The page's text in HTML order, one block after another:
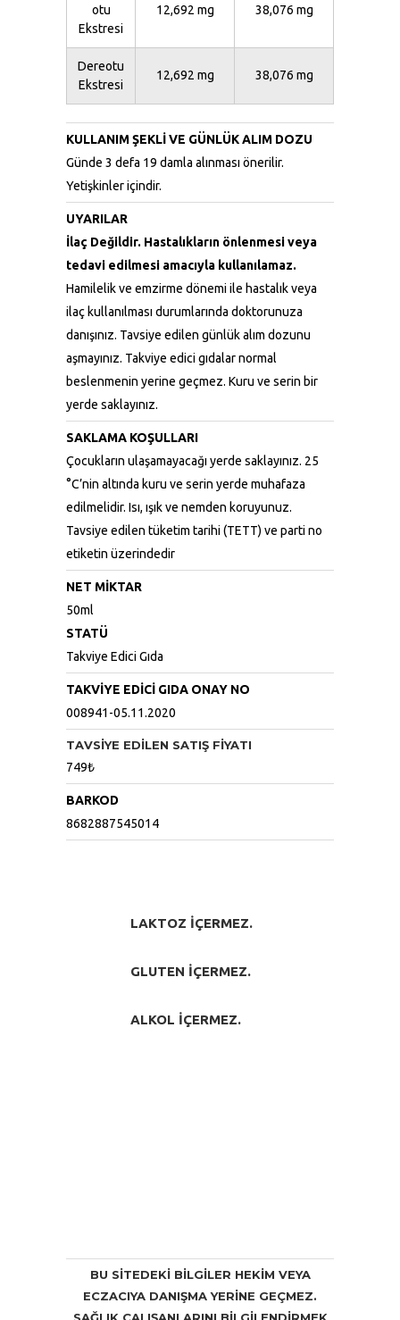
otu
Ekstresi
12,692 mg 38,076 mg
Dereotu
Ekstresi
12,692 mg 38,076 mg
KULLANIM ŞEKLİ VE GÜNLÜK ALIM DOZU
Günde 3 defa 19 damla alınması önerilir.
Yetişkinler içindir.
UYARILAR
İlaç Değildir. Hastalıkların önlenmesi veya
tedavi edilmesi amacıyla kullanılamaz.
Hamilelik ve emzirme dönemi ile hastalık veya
ilaç kullanılması durumlarında doktorunuza
danışınız. Tavsiye edilen günlük alım dozunu
aşmayınız. Takviye edici gıdalar normal
beslenmenin yerine geçmez. Kuru ve serin bir
yerde saklayınız.
SAKLAMA KOŞULLARI
Çocukların ulaşamayacağı yerde saklayınız. 25
°C’nin altında kuru ve serin yerde muhafaza
edilmelidir. Isı, ışık ve nemden koruyunuz.
Tavsiye edilen tüketim tarihi (TETT) ve parti no
etiketin üzerindedir
NET MİKTAR
50ml
STATÜ
Takviye Edici Gıda
TAKVİYE EDİCİ GIDA ONAY NO
008941-05.11.2020
TAVSİYE EDİLEN SATIŞ FİYATI
749₺
BARKOD
8682887545014
LAKTOZ IÇERMEZ.
GLUTEN IÇERMEZ.
ALKOL IÇERMEZ.
BU SITEDEKI BILGILER HEKIM VEYA
ECZACIYA DANIŞMA YERINE GEÇMEZ.